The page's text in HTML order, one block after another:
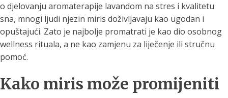
o djelovanju aromaterapije lavandom na stres i kvalitetu
sna, mnogi ljudi njezin miris doživljavaju kao ugodan i
opuštajući. Zato je najbolje promatrati je kao dio osobnog
wellness rituala, a ne kao zamjenu za liječenje ili stručnu
pomoć.
Kako miris može promijeniti